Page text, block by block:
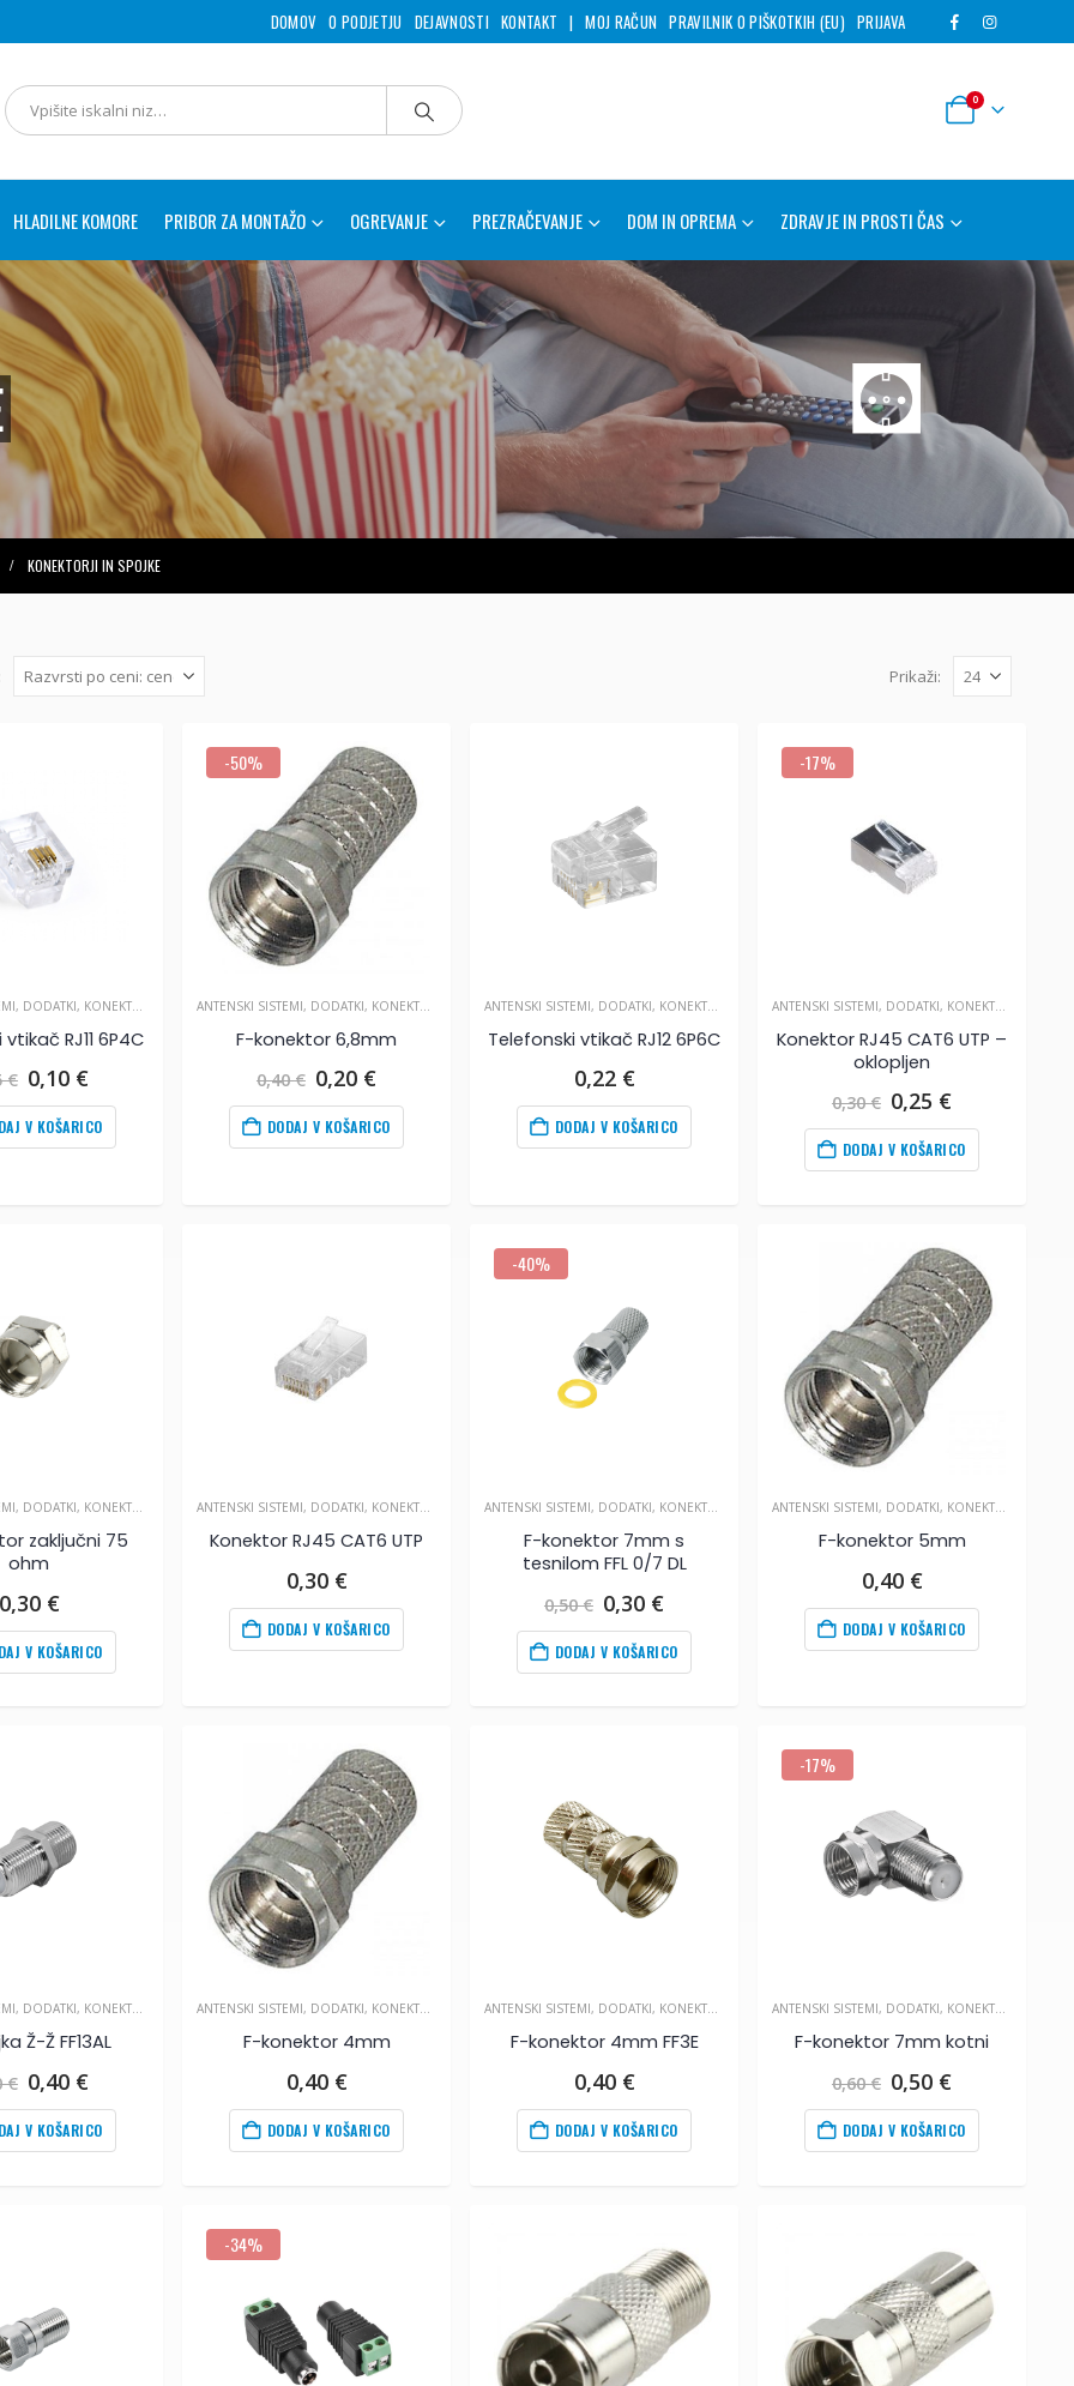
DOMOV O PODJETJU DEJAVNOSTI KONTAKT | MOJ RAČUN PRAVILNIK O PIŠKOTKIH (EU) PRIJAVA
0
HLADILNE KOMORE PRIBOR ZA MONTAŽO OGREVANJE PREZRAČEVANJE DOM IN OPREMA ZDRAVJE IN PROSTI ČAS
KONEKTORJI IN SPOJKE
Prikaži:
, DODATKI, KONEKTORJI IN SPOJKE
RJ11 6P4C
€ Izvirna
cena
je
bila:
0,10 €Trenutna
cena
je:
0,10
V KOŠARICO
-50%
ANTENSKI SISTEMI, DODATKI, KONEKTORJI IN SPOJKE
F-konektor 6,8mm
0,40€ Izvirna
cena
je
bila:
0,20 €Trenutna
cena
je:
0,20
DODAJ V KOŠARICO
ANTENSKI SISTEMI, DODATKI, KONEKTORJI IN SPOJKE
Telefonski vtikač RJ12 6P6C
0,22 €
DODAJ V KOŠARICO
-17%
ANTENSKI SISTEMI, DODATKI, KONEKTORJI IN SPOJKE
Konektor RJ45 CAT6 UTP –
oklopljen
0,30€ Izvirna
cena
je
bila:
0,25 €Trenutna
cena
je:
0,25
DODAJ V KOŠARICO
, DODATKI, KONEKTORJI IN SPOJKE
zaključni 75
ohm
0,30 €
V KOŠARICO
ANTENSKI SISTEMI, DODATKI, KONEKTORJI IN SPOJKE
Konektor RJ45 CAT6 UTP
0,30 €
DODAJ V KOŠARICO
-40%
ANTENSKI SISTEMI, DODATKI, KONEKTORJI IN SPOJKE
F-konektor 7mm s
tesnilom FFL 0/7 DL
0,50€ Izvirna
cena
je
bila:
0,30 €Trenutna
je:
0,30
DODAJ V KOŠARICO
ANTENSKI SISTEMI, DODATKI, KONEKTORJI IN SPOJKE
F-konektor 5mm
0,40 €
DODAJ V KOŠARICO
, DODATKI, KONEKTORJI IN SPOJKE
Ž-Ž FF13AL
€ Izvirna
cena
je
bila:
0,40 €Trenutna
cena
je:
0,40
V KOŠARICO
ANTENSKI SISTEMI, DODATKI, KONEKTORJI IN SPOJKE
F-konektor 4mm
0,40 €
DODAJ V KOŠARICO
ANTENSKI SISTEMI, DODATKI, KONEKTORJI IN SPOJKE
F-konektor 4mm FF3E
0,40 €
DODAJ V KOŠARICO
-17%
ANTENSKI SISTEMI, DODATKI, KONEKTORJI IN SPOJKE
F-konektor 7mm kotni
0,60€ Izvirna
cena
je
bila:
0,50 €Trenutna
cena
je:
0,50
DODAJ V KOŠARICO
-34%